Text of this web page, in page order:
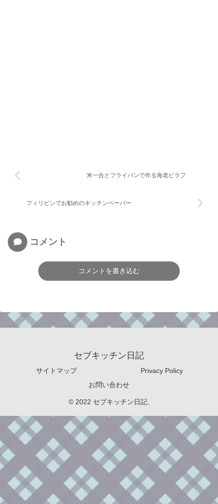
米一合とフライパンで作る海老ピラフ
フィリピンでお勧めのキッチンペーパー
コメント
コメントを書き込む
セブキッチン日記
サイトマップ
Privacy Policy
お問い合わせ
© 2022 セブキッチン日記.